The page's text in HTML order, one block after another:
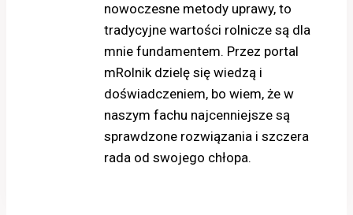
nowoczesne metody uprawy, to
tradycyjne wartości rolnicze są dla
mnie fundamentem. Przez portal
mRolnik dzielę się wiedzą i
doświadczeniem, bo wiem, że w
naszym fachu najcenniejsze są
sprawdzone rozwiązania i szczera
rada od swojego chłopa.